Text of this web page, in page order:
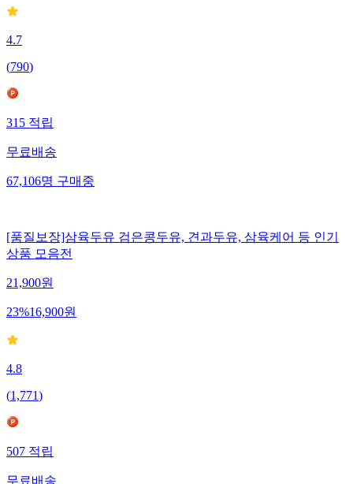
4.7
(790)
315 적립
무료배송
67,106명 구매중
[품질보장]삼육두유 검은콩두유, 견과두유, 삼육케어 등 인기
상품 모음전
21,900원
23%16,900원
4.8
(1,771)
507 적립
무료배송